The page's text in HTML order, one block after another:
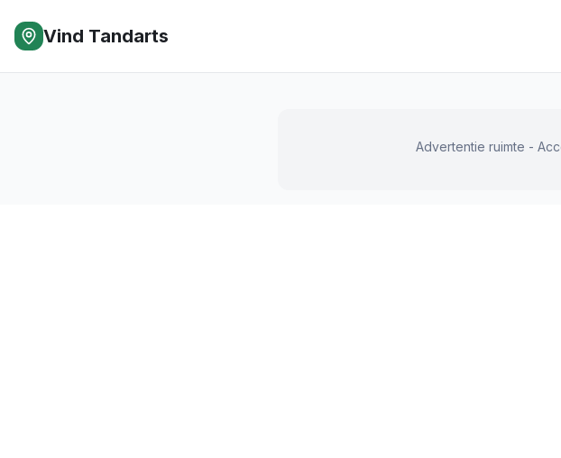
Vind Tandarts
Advertentie ruimte -